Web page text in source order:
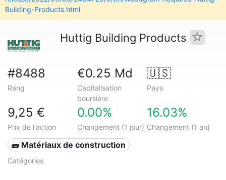
Building-Products.html
Huttig Building Products
#8488
Rang
€0.25 Md
Capitalisation
boursière
🇺🇸
Pays
9,25 €
Prix de l'action
0.00%
Changement (1 jour)
16.03%
Changement (1 an)
🧱 Matériaux de construction
Catégories